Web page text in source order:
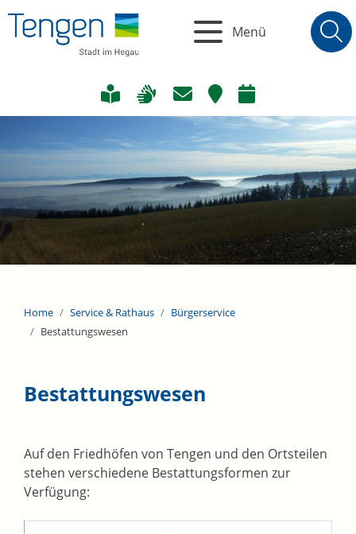
Menü
Home Service & Rathaus
Bürgerservice
Bestattungswesen
Bestattungswesen
Auf den Friedhöfen von Tengen und den Ortsteilen
stehen verschiedene Bestattungsformen zur
Verfügung: